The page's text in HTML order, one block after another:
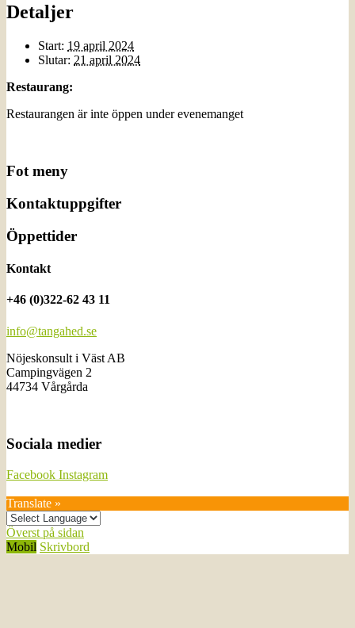
Detaljer
Start: 19 april 2024
Slutar: 21 april 2024
Restaurang:
Restaurangen är inte öppen under evenemanget
Fot meny
Kontaktuppgifter
Öppettider
Kontakt
+46 (0)322-62 43 11
info@tangahed.se
Nöjeskonsult i Väst AB
Campingvägen 2
44734 Vårgårda
Sociala medier
Facebook Instagram
Translate »
Överst på sidan
Mobil Skrivbord